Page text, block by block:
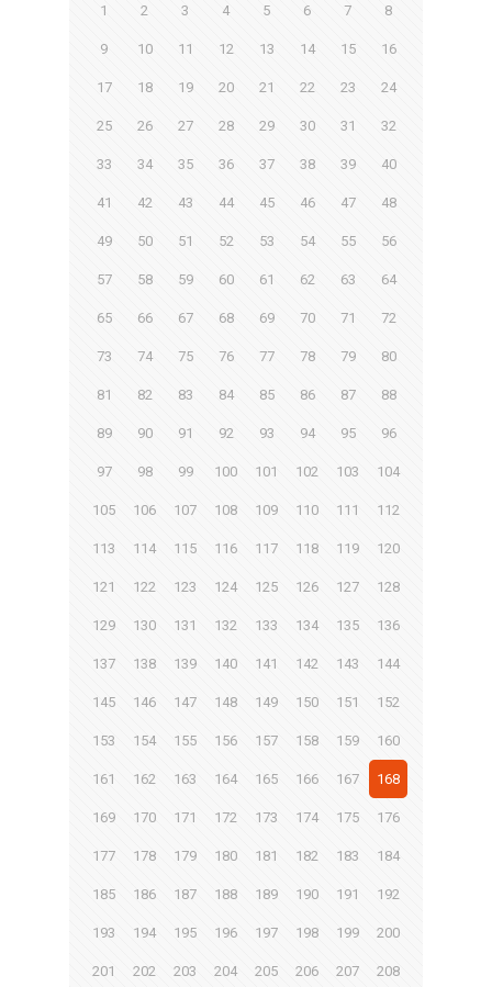
1 2 3 4 5 6 7 8
9 10 11 12 13 14 15 16
17 18 19 20 21 22 23 24
25 26 27 28 29 30 31 32
33 34 35 36 37 38 39 40
41 42 43 44 45 46 47 48
49 50 51 52 53 54 55 56
57 58 59 60 61 62 63 64
65 66 67 68 69 70 71 72
73 74 75 76 77 78 79 80
81 82 83 84 85 86 87 88
89 90 91 92 93 94 95 96
97 98 99 100 101 102 103 104
105 106 107 108 109 110 111 112
113 114 115 116 117 118 119 120
121 122 123 124 125 126 127 128
129 130 131 132 133 134 135 136
137 138 139 140 141 142 143 144
145 146 147 148 149 150 151 152
153 154 155 156 157 158 159 160
161 162 163 164 165 166 167 168
169 170 171 172 173 174 175 176
177 178 179 180 181 182 183 184
185 186 187 188 189 190 191 192
193 194 195 196 197 198 199 200
201 202 203 204 205 206 207 208